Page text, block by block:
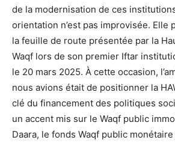
de la modernisation de ces
orientation n’est pas improvisée. Elle
la feuille de route présentée par la
Waqf lors de son premier Iftar
le 20 mars 2025. À cette occasion,
nous avions était de positionner la
clé du financement des politiques
un accent mis sur le Waqf public
Daara, le fonds Waqf public